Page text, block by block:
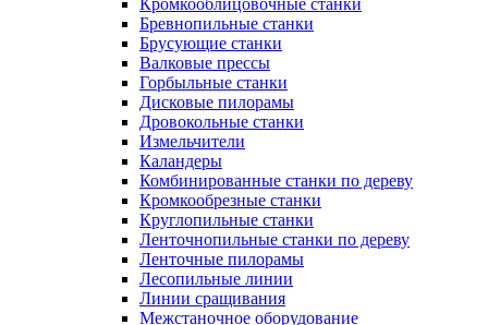
Кромкооблицовочные станки
Бревнопильные станки
Брусующие станки
Валковые прессы
Горбыльные станки
Дисковые пилорамы
Дровокольные станки
Измельчители
Каландеры
Комбинированные станки по дереву
Кромкообрезные станки
Круглопильные станки
Ленточнопильные станки по дереву
Ленточные пилорамы
Лесопильные линии
Линии сращивания
Межстаночное оборудование